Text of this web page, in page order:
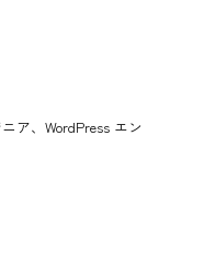
ア、WordPress エン